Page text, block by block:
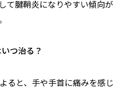
て腱鞘炎になりやすい傾向が
つ治る？
ると、手や手首に痛みを感じ